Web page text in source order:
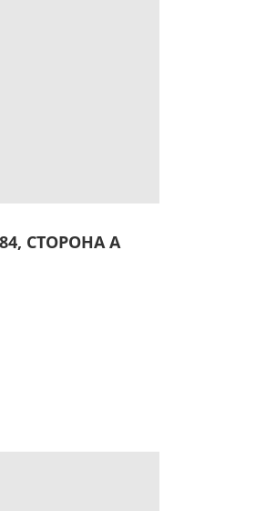
СТОРОНА А